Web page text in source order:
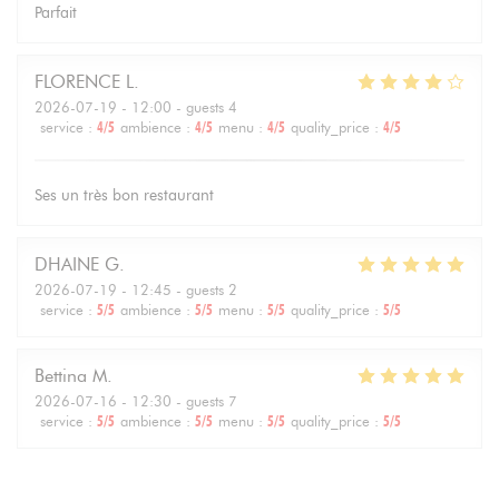
Parfait
FLORENCE L
2026-07-19 - 12:00 - guests 4
service : 4/5 ambience : 4/5 menu : 4/5 quality_price : 4/5
Ses un très bon restaurant
DHAINE G
2026-07-19 - 12:45 - guests 2
service : 5/5 ambience : 5/5 menu : 5/5 quality_price : 5/5
Bettina M
2026-07-16 - 12:30 - guests 7
service : 5/5 ambience : 5/5 menu : 5/5 quality_price : 5/5